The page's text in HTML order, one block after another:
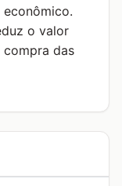
o valor
compra das